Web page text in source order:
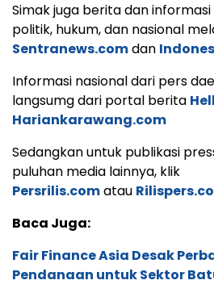
Simak juga berita dan
politik, hukum, dan nasional
Sentranews.comdan
Informasi nasional dari pers
langsumg dari portal berita
Hariankarawang.com
Sedangkan untuk publikasi
puluhan media lainnya, klik
Persrilis.comatau
Baca Juga:
Fair Finance Asia Desak
Pendanaan untuk Sektor